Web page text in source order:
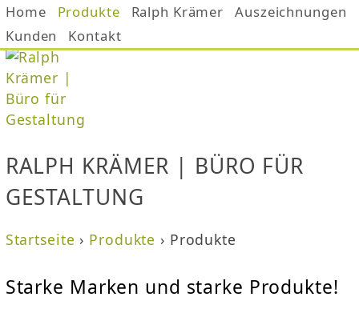
Jump to navigation
Home Produkte Ralph Krämer
Auszeichnungen
Kunden
Kontakt
RALPH KRÄMER | BÜRO FÜR
GESTALTUNG
i
Startseite › Produkte › Produkte
Starke Marken und starke Produkte!